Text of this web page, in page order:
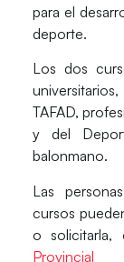
para el
deporte.
Los dos
TAFAD,
y del
balonmano.
Las
cursos
o solicitarla,
Provincial